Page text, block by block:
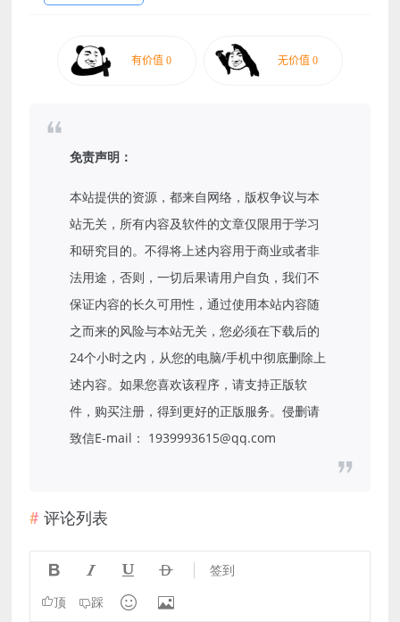
免责声明：
本站提供的资源，都来自网络，版权争议与本
站无关，所有内容及软件的文章仅限用于学习
和研究目的。不得将上述内容用于商业或者非
法用途，否则，一切后果请用户自负，我们不
保证内容的长久可用性，通过使用本站内容随
之而来的风险与本站无关，您必须在下载后的
24个小时之内，从您的电脑/手机中彻底删除上
述内容。如果您喜欢该程序，请支持正版软
件，购买注册，得到更好的正版服务。侵删请
致信E-mail： 1939993615@qq.com
评论列表
    签到
顶 踩  